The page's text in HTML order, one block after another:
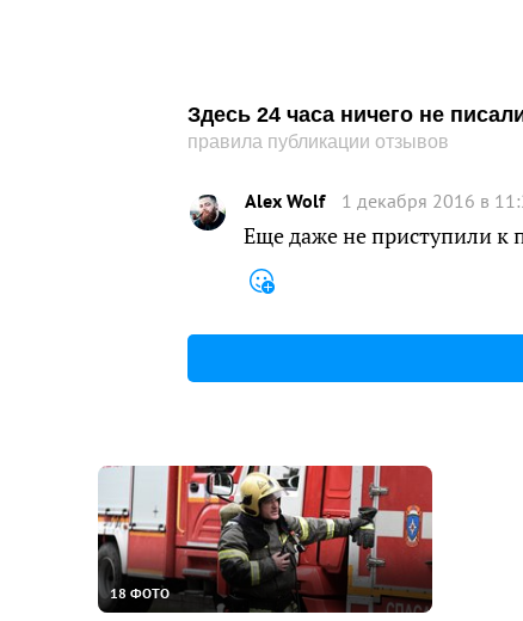
Здесь 24 часа ничего не
правила публикации отзывов
Alex Wolf 1 декабря 2016 в
Еще даже не приступили к
18 ФОТО